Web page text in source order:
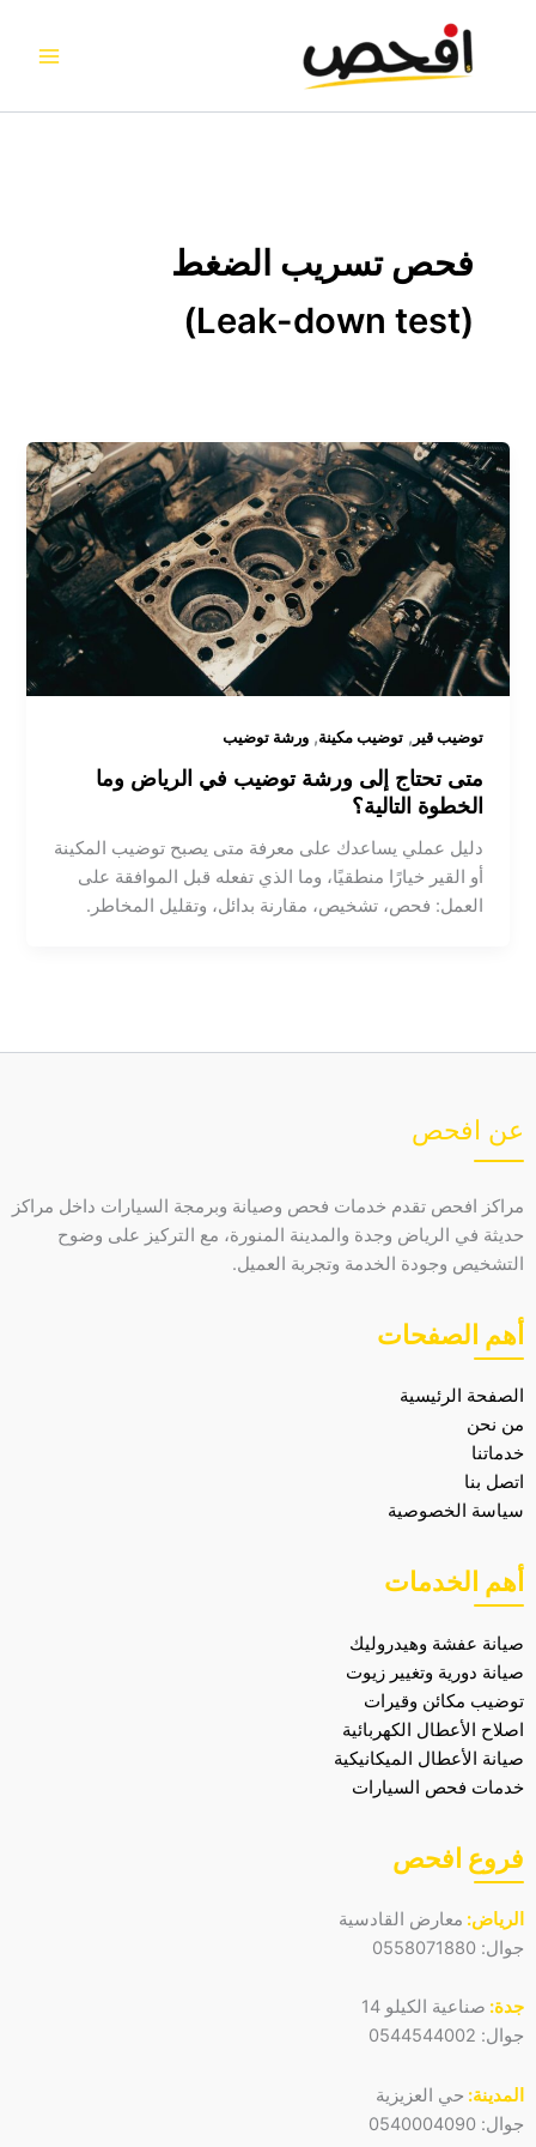
فحص تسريب الضغط
(Leak-down test)
توضيب قير ,توضيب مكينة,ورشة توضيب
متى تحتاج إلى ورشة توضيب في الرياض وما
الخطوة التالية؟
دليل عملي يساعدك على معرفة متى يصبح توضيب المكينة
أو القير خيارًا منطقيًا، وما الذي تفعله قبل الموافقة على
العمل: فحص، تشخيص، مقارنة بدائل، وتقليل المخاطر.
عن افحص
مراكز افحص تقدم خدمات فحص وصيانة وبرمجة السيارات داخل مراكز
حديثة في الرياض وجدة والمدينة المنورة، مع التركيز على وضوح
التشخيص وجودة الخدمة وتجربة العميل.
أهم الصفحات
الصفحة الرئيسية
من نحن
خدماتنا
اتصل بنا
سياسة الخصوصية
أهم الخدمات
صيانة عفشة وهيدروليك
صيانة دورية وتغيير زيوت
توضيب مكائن وقيرات
اصلاح الأعطال الكهربائية
صيانة الأعطال الميكانيكية
خدمات فحص السيارات
فروع افحص
الرياض: معارض القادسية
جوال: 0558071880
جدة: صناعية الكيلو 14
جوال: 0544544002
المدينة: حي العزيزية
جوال: 0540004090